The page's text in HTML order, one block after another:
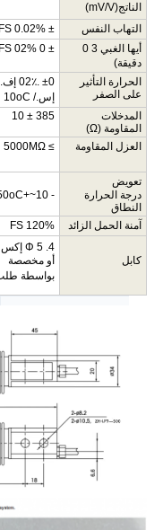
الناتج(mV/V)
التهاب النفس ± 0.02%
FS
أيها الغبي 3
0
دقيقة)
±
0
02%
FS
الحرارة التأثير
على الصفر
±0 .02٪
إف.
إس./
10oC
المدخلات
المقاومة (
Ω
)
385
±
10
العزل المقاومة ≥
5000MΩ
تعويض
درجة الحرارة
النطاق
-
10~+50
oC
آمنة الحمل الزائد 120%
FS
كابل
Φ 5 .4 إكس
أو مخصصة
بواسطة